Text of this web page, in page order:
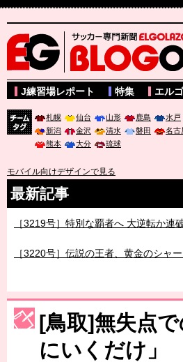
サッカー専門新聞ELGOLAZO web版
J練習場レポート 特集 エル
札幌 仙台 山形 鹿島 水戸
新潟
金沢 清水 磐田 名古
熊本
大分 琉球
モバイル向けデザインで見る
最新記事
［3219号］特別な覇者へ 大逆転か連
［3220号］伝説の王者、黄金のシャ
［3230号］世界一への夢は終わらない
［3223号］一丸。日本出陣
［3222号］史上最大のW杯開幕 注目は
[鳥取]無失点
にいくだけ」